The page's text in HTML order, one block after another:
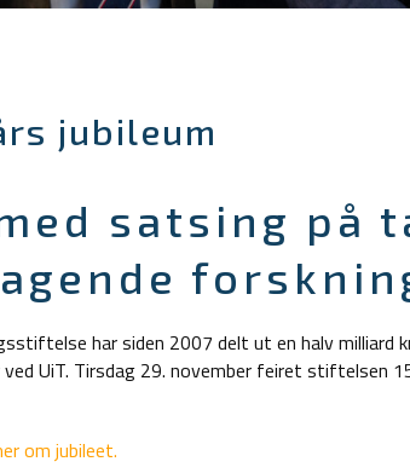
jubileum
satsing på
har siden 2007 delt ut en halv milliard
UiT. Tirsdag 29. november feiret stiftelsen
om jubileet.